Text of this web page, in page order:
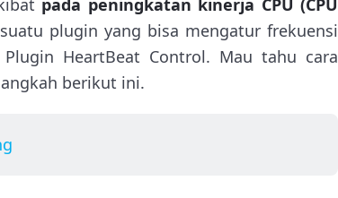
pada peningkatan kinerja CPU (CPU
plugin yang bisa mengatur frekuensi
HeartBeat Control. Mau tahu cara
berikut ini.